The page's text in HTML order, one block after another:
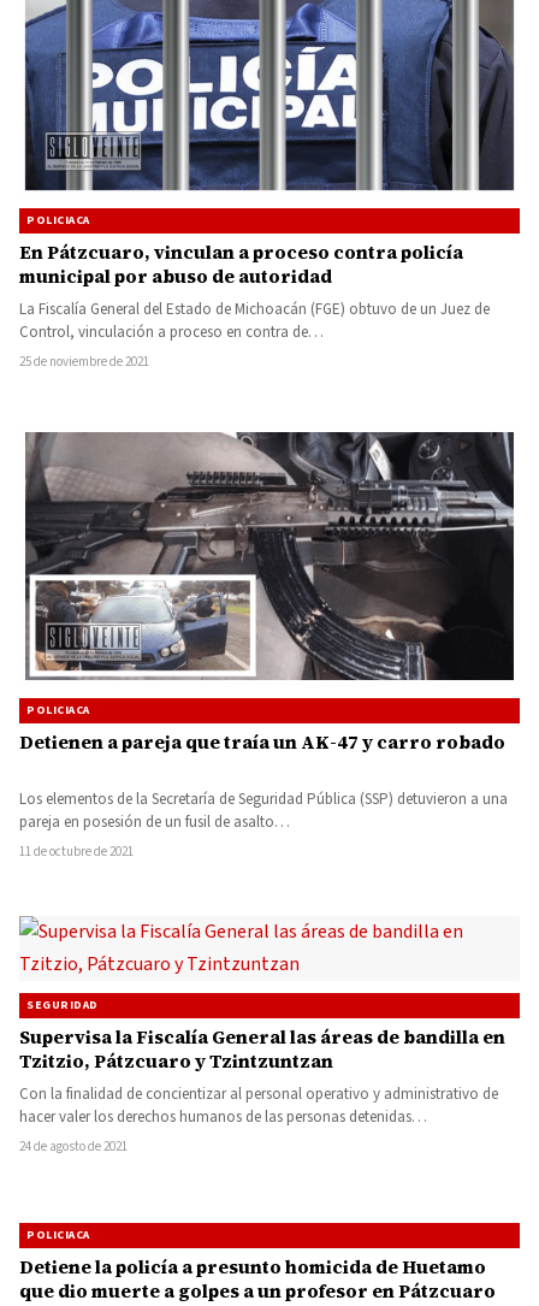
POLICIACA
En Pátzcuaro, vinculan a proceso contra policía
municipal por abuso de autoridad
La Fiscalía General del Estado de Michoacán (FGE) obtuvo de un Juez de
Control, vinculación a proceso en contra de…
25 de noviembre de 2021
POLICIACA
Detienen a pareja que traía un AK-47 y carro robado
Los elementos de la Secretaría de Seguridad Pública (SSP) detuvieron a una
pareja en posesión de un fusil de asalto…
11 de octubre de 2021
SEGURIDAD
Supervisa la Fiscalía General las áreas de bandilla en
Tzitzio, Pátzcuaro y Tzintzuntzan
Con la finalidad de concientizar al personal operativo y administrativo de
hacer valer los derechos humanos de las personas detenidas…
24 de agosto de 2021
POLICIACA
Detiene la policía a presunto homicida de Huetamo
que dio muerte a golpes a un profesor en Pátzcuaro